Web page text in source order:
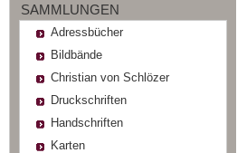
SAMMLUNGEN
Adressbücher
Bildbände
Christian von Schlözer
Druckschriften
Handschriften
Karten